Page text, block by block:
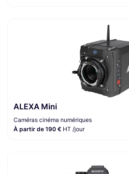
ALEXA Mini
Caméras cinéma numériques
À partir de 190 € HT /jour